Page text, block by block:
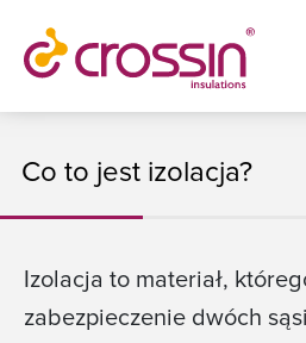
Co to jest izolacja?
Izolacja to materiał,
zabezpieczenie dwóch